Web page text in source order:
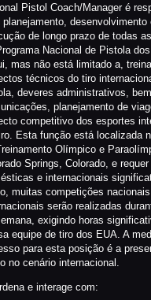
Pistol Coach/Manager é
planejamento, desenvolvimento
de longo prazo de todas
Nacional de Pistola
mas não está limitado a,
técnicos do tiro
deveres administrativos,
planejamento de
competitivo dos esportes
Esta função está localizada
Olímpico e
Springs, Colorado, e
e internacionais
muitas competições
serão realizadas
exigindo horas
equipe de tiro dos EUA. A
para esta posição é a
no cenário internacional.
e interage com: